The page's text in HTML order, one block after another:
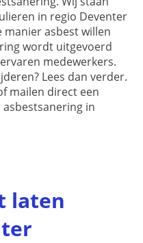
in regio Deventer
manier asbest willen
wordt uitgevoerd
medewerkers.
Lees dan verder.
mailen direct een
in
laten